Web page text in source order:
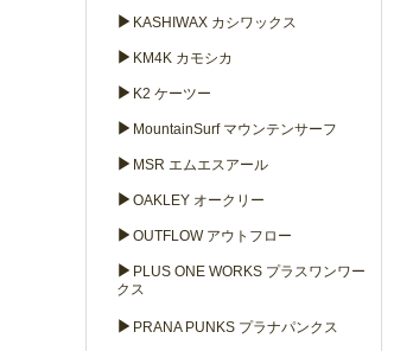
▶ KASHIWAX カシワックス
▶ KM4K カモシカ
▶ K2 ケーツー
▶ MountainSurf マウンテンサーフ
▶ MSR エムエスアール
▶ OAKLEY オークリー
▶ OUTFLOW アウトフロー
▶ PLUS ONE WORKS プラスワンワー
クス
▶ PRANA PUNKS プラナパンクス